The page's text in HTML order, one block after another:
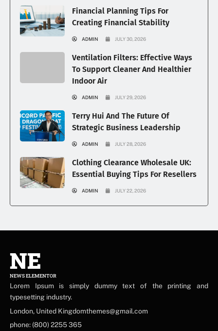
Financial Planning Tips For
Creating Financial Stability
ADMIN JULY 30, 2026
Ventilation Filters: Effective Ways
To Support Cleaner And Healthier
Indoor Air
ADMIN JULY 29, 2026
Terry Hui And The Future Of
Strategic Business Leadership
ADMIN JULY 28, 2026
Clothing Clearance Wholesale UK:
Essential Buying Tips For Resellers
ADMIN JULY 22, 2026
NE
NEWS ELEMENTOR
Lorem Ipsum is simply dummy text of the printing and
typesetting industry.
London, United Kingdomthemes@gmail.com
phone: (800) 2255 365